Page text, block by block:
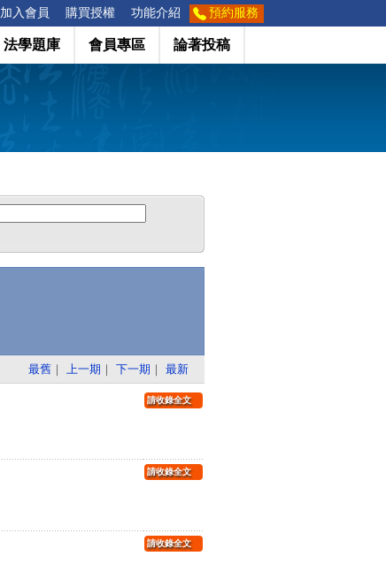
加入會員 購買授權 功能介紹 預約服務
法學題庫 會員專區 論著投稿
最舊 ｜ 上一期 ｜ 下一期 ｜ 最新
請收錄全文
請收錄全文
請收錄全文